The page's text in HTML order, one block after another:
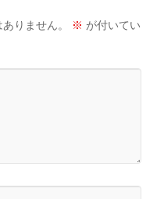
りません。 ※ が付いてい